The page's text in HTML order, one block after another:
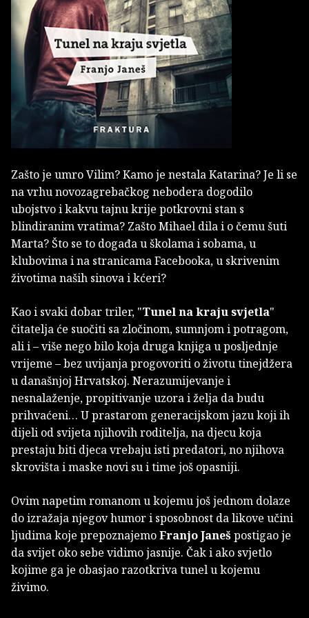
Zašto je umro Vilim? Kamo je nestala Katarina? Je li se
na vrhu novozagrebačkog nebodera dogodilo
ubojstvo i kakvu tajnu krije potkrovni stan s
blindiranim vratima? Zašto Mihael dila i o čemu šuti
Marta? Što se to događa u školama i sobama, u
klubovima i na stranicama Facebooka, u skrivenim
životima naših sinova i kćeri?
Kao i svaki dobar triler, "Tunel na kraju svjetla"
čitatelja će suočiti sa zločinom, sumnjom i potragom,
ali i – više nego bilo koja druga knjiga u posljednje
vrijeme – bez uvijanja progovoriti o životu tinejdžera
u današnjoj Hrvatskoj. Nerazumijevanje i
nesnalaženje, propitivanje uzora i želja da budu
prihvaćeni… U prastarom generacijskom jazu koji ih
dijeli od svijeta njihovih roditelja, na djecu koja
prestaju biti djeca vrebaju isti predatori, no njihova
skrovišta i maske novi su i time još opasniji.
Ovim napetim romanom u kojemu još jednom dolaze
do izražaja njegov humor i sposobnost da likove učini
ljudima koje prepoznajemoFranjo Janešpostigao je
da svijet oko sebe vidimo jasnije. Čak i ako svjetlo
kojime ga je obasjao razotkriva tunel u kojemu
živimo.